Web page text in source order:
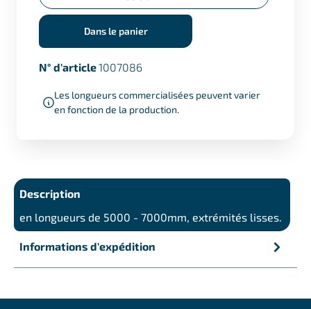
Dans le panier
N° d'article1007086
Les longueurs commercialisées peuvent varier
en fonction de la production.
Description
en longueurs de 5000 - 7000mm, extrémités lisses.
Informations d'expédition